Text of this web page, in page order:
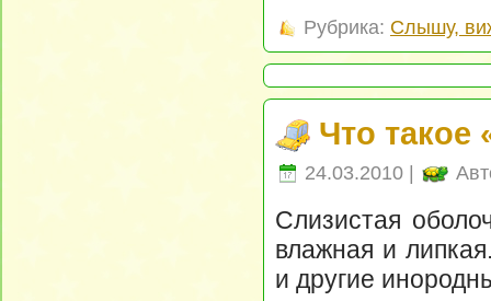
Рубрика: Слышу,
Что такое
24.03.2010 |
Слизистая
влажная и
и другие